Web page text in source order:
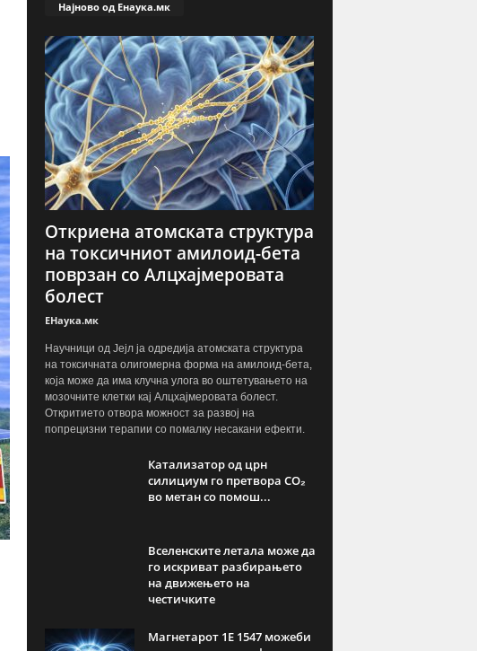
Најново од Енаука.мк
Откриена атомската структура
на токсичниот амилоид-бета
поврзан со Алцхајмеровата
болест
ЕНаука.мк
Научници од Јејл ја одредија атомската структура
на токсичната олигомерна форма на амилоид-бета,
која може да има клучна улога во оштетувањето на
мозочните клетки кај Алцхајмеровата болест.
Откритието отвора можност за развој на
попрецизни терапии со помалку несакани ефекти.
Катализатор од црн
силициум го претвора CO₂
во метан со помош...
Вселенските летала може да
го искриват разбирањето
на движењето на
честичките
Магнетарот 1E 1547 можеби